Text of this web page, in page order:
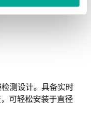
测设计。具备实时
可轻松安装于直径